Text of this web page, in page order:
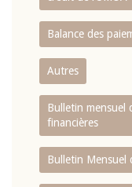
Balance des
Autres
Bulletin mensuel
financières
Bulletin Mensuel